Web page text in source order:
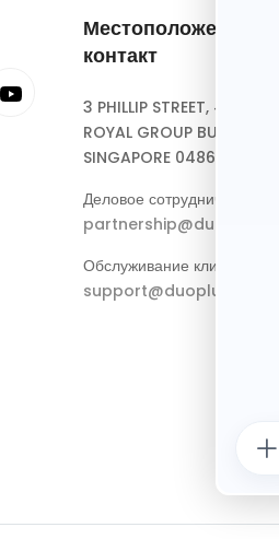
Местоположение и
контакт
3 PHILLIP STREET, #10-04,
ROYAL GROUP BUILDING,
SINGAPORE 048693
Деловое сотрудничество:
partnership@duoplus.net
Обслуживание клиентов:
support@duoplus.net